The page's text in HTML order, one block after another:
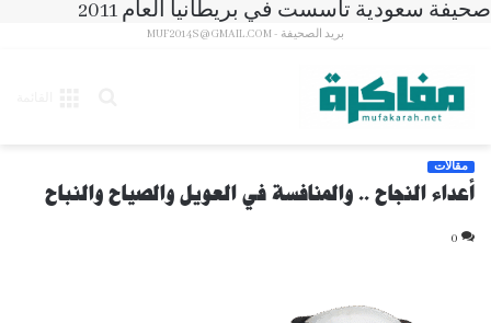
صحيفة سعودية تأسست في بريطانيا العام 2011
بريد الصحيفة - MUF2014S@GMAIL.COM
مقالات
أعداء النجاح .. والمنافسة في العويل والصياح والنباح
0